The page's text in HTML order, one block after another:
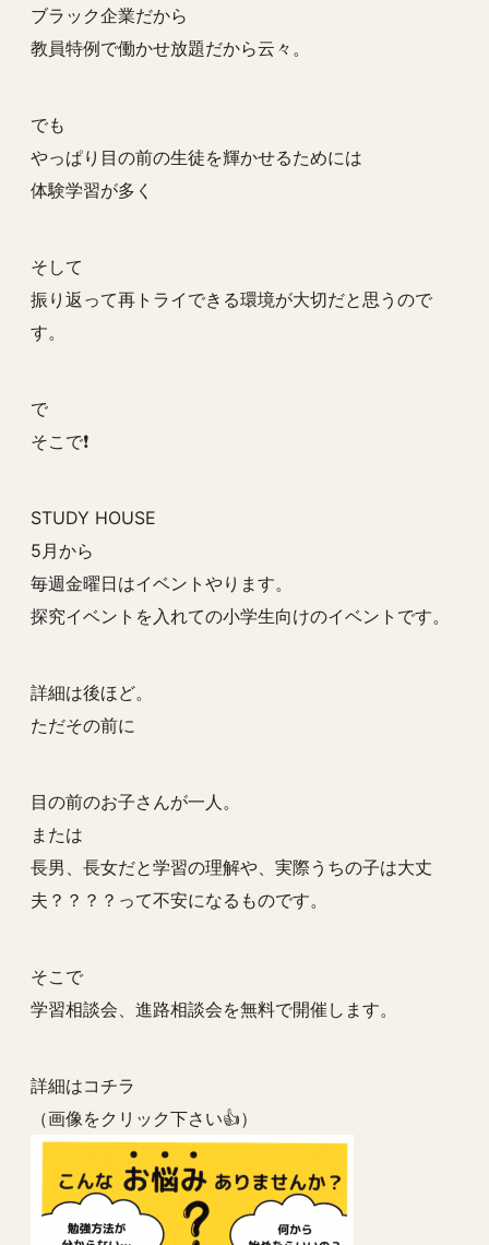
ブラック企業だから
教員特例で働かせ放題だから云々。
でも
やっぱり目の前の生徒を輝かせるためには
体験学習が多く
そして
振り返って再トライできる環境が大切だと思うので
す。
で
そこで❗️
STUDY HOUSE
5月から
毎週金曜日はイベントやります。
探究イベントを入れての小学生向けのイベントです。
詳細は後ほど。
ただその前に
目の前のお子さんが一人。
または
長男、長女だと学習の理解や、実際うちの子は大丈
夫？？？？って不安になるものです。
そこで
学習相談会、進路相談会を無料で開催します。
詳細はコチラ
（画像をクリック下さい👍）